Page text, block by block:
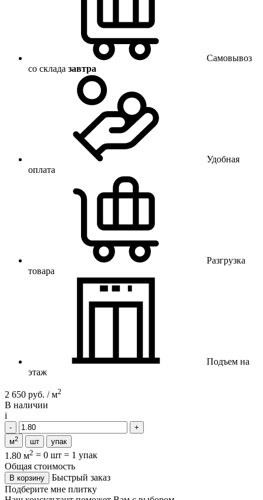
Самовывоз
со склада завтра
Удобная
оплата
Разгрузка
товара
Подъем на
этаж
2 650 руб. / м2
В наличии
i
м2 шт упак
1.80 м2 = 0 шт = 1 упак
Общая стоимость
В корзину
Быстрый заказ
Подберите мне плитку